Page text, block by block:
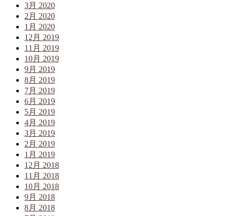
3月 2020
2月 2020
1月 2020
12月 2019
11月 2019
10月 2019
9月 2019
8月 2019
7月 2019
6月 2019
5月 2019
4月 2019
3月 2019
2月 2019
1月 2019
12月 2018
11月 2018
10月 2018
9月 2018
8月 2018